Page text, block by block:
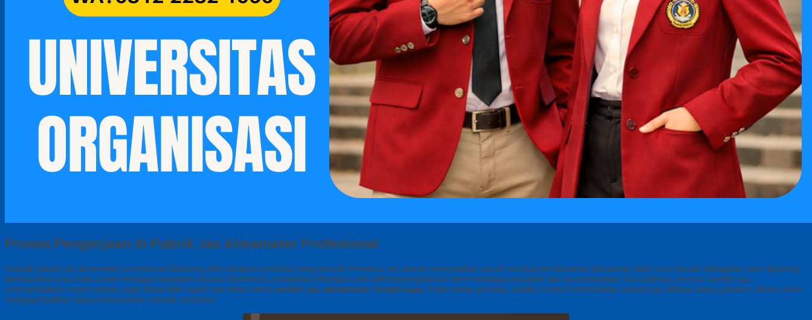
Proses Pengerjaan di Pabrik Jas Almamater Profesional
Sebuah pabrik jas almamater profesional didukung oleh tahapan produksi yang terarah Pertama, tim desain menyiapkan visual mockup berdasarkan kebutuhan klien Usai desain ditetapkan, kain dipotong
berdasarkan pola baku untuk menjaga ketepatan ukuran Berikutnya, penjahitan ditangani oleh ahli berpengalaman demi menjaga kekuatan dan keseimbangan Sesudahnya, proses bordir logo
memanfaatkan mesin terbaru agar detail lebih tajam dan tahan lama vendor jas almamater terpercaya, Pada tahap penutup, quality control memastikan seluruh jas ditinjau ulang sebelum dikirim demi
menjaga kualitas tanpa menurunkan standar produksi